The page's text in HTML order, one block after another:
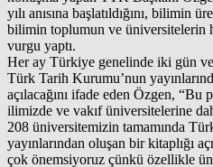
yılı anısına başlatıldığını, bilimin
bilimin toplumun ve üniversitelerin
vurgu yaptı.
Her ay Türkiye genelinde iki gün
Türk Tarih Kurumu’nun
açılacağını ifade eden Özgen,
ilimizde ve vakıf üniversitelerine
208 üniversitemizin tamamında
yayınlarından oluşan bir kitaplığı
çok önemsiyoruz çünkü özellikle